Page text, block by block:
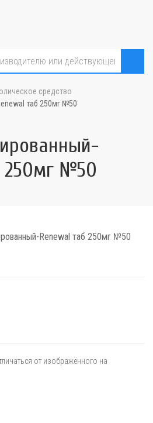
средство
таб 250мг №50
250мг №50
от изображённого на